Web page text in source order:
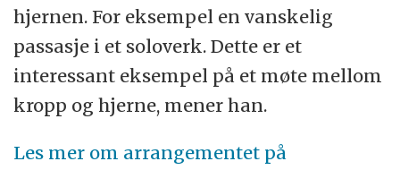
hjernen. For eksempel en vanskelig
passasje i et soloverk. Dette er et
interessant eksempel på et møte mellom
kropp og hjerne, mener han.
Les mer om arrangementet på